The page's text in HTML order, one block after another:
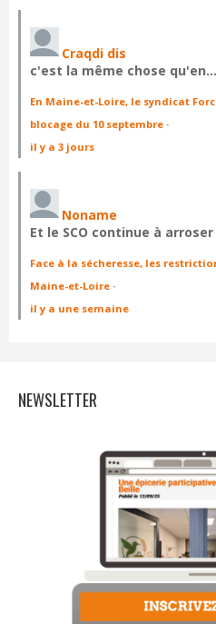
Craqdi dis
c'est la même chose qu'en…
En Maine-et-Loire, le syndicat
blocage du 10 septembre ·
il y a 3 jours
Noname
Et le SCO continue à
Face à la sécheresse, les
Maine-et-Loire ·
il y a une semaine
NEWSLETTER